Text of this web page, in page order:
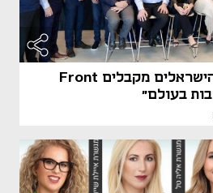
"לא סתם המוסדיים הישראלים מקבלים Front